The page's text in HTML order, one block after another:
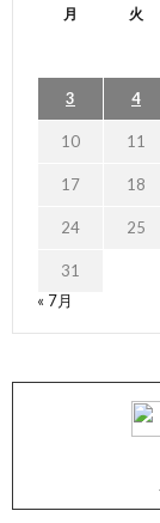
月 火
3 4
10 11
17 18
24 25
31
« 7月